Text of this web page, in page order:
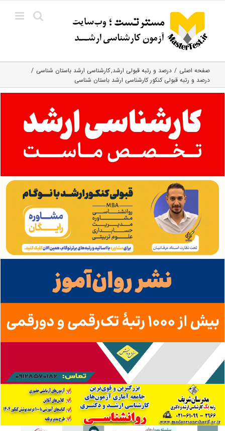
content
صفحه اصلی درصد و رتبه قبولی ارشد کارشناسی ارشد باستان شناسی
درصد و رتبه قبولی کنکور کارشناسی ارشد باستان‌ شناسی